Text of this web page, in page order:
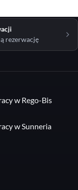
rezerwację
w Rego-Bis
w Sunneria